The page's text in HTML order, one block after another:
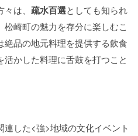
は、 疏水百選としても知られ
崎町の魅力を存分に楽しむこ
絶品の地元料理を提供する飲食
かした料理に舌鼓を打つこと
した<強>地域の文化イベント